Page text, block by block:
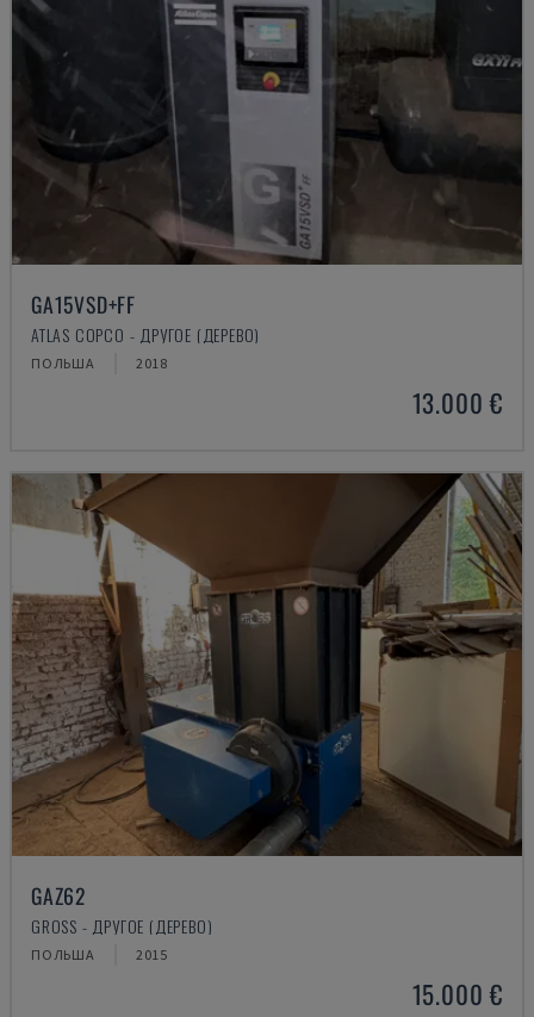
GA15VSD+FF
ATLAS COPCO - ДРУГОЕ (ДЕРЕВО)
ПОЛЬША 2018
13.000 €
GAZ62
GROSS - ДРУГОЕ (ДЕРЕВО)
ПОЛЬША 2015
15.000 €